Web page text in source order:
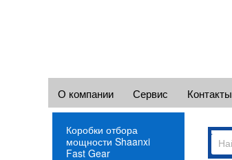
О компании Сервис Контакты
Коробки отбора
мощности Shaanxi
Fast Gear